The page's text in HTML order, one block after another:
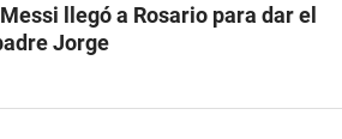
llegó a Rosario para dar el
Jorge